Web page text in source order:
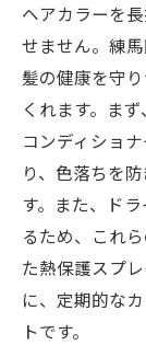
ヘアカラーを
せません。練
髪の健康を守
くれます。ま
コンディショ
り、色落ちを
す。また、ド
るため、これ
た熱保護スプ
に、定期的な
トです。